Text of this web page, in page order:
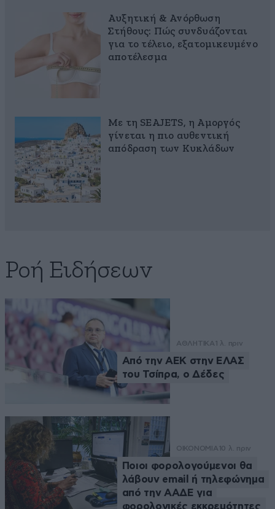
Αυξητική & Ανόρθωση
Στήθους: Πώς συνδυάζονται
για το τέλειο, εξατομικευμένο
αποτέλεσμα
Με τη SEAJETS, η Αμοργός
γίνεται η πιο αυθεντική
απόδραση των Κυκλάδων
Ροή Ειδήσεων
ΑΘΛΗΤΙΚΑ 1 λ. πριν
Από την ΑΕΚ στην ΕΛΑΣ
του Τσίπρα, ο Δέδες
ΟΙΚΟΝΟΜΙΑ 10 λ. πριν
Ποιοι φορολογούμενοι θα
λάβουν email ή τηλεφώνημα
από την ΑΑΔΕ για
φορολογικές εκκρεμότητες